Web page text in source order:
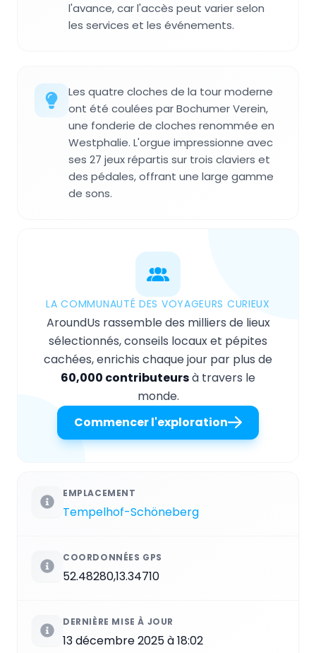
l'avance, car l'accès peut varier selon
les services et les événements.
Les quatre cloches de la tour moderne
ont été coulées par Bochumer Verein,
une fonderie de cloches renommée en
Westphalie. L'orgue impressionne avec
ses 27 jeux répartis sur trois claviers et
des pédales, offrant une large gamme
de sons.
LA COMMUNAUTÉ DES VOYAGEURS CURIEUX
AroundUs rassemble des milliers de lieux
sélectionnés, conseils locaux et pépites
cachées, enrichis chaque jour par plus de
60,000 contributeursà travers le
monde.
Commencer l'exploration
EMPLACEMENT
Tempelhof-Schöneberg
COORDONNÉES GPS
52.48280,13.34710
DERNIÈRE MISE À JOUR
13 décembre 2025 à 18:02